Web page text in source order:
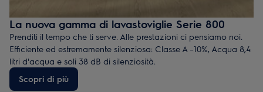
La nuova gamma di lavastoviglie Serie 800
Prenditi il tempo che ti serve. Alle prestazioni ci pensiamo noi.
Efficiente ed estremamente silenziosa: Classe A –10%, Acqua 8,4
litri d'acqua e soli 38 dB di silenziosità.
Scopri di più